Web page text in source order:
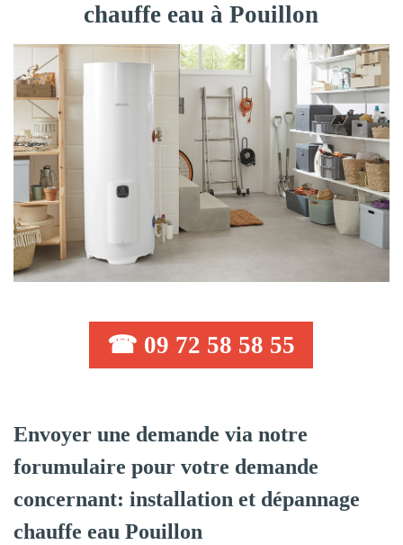
chauffe eau à Pouillon
☎ 09 72 58 58 55
Envoyer une demande via notre
forumulaire pour votre demande
concernant: installation et dépannage
chauffe eau Pouillon